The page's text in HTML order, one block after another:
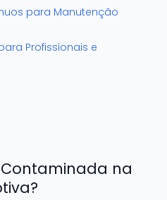
para Manutenção
Profissionais e
na